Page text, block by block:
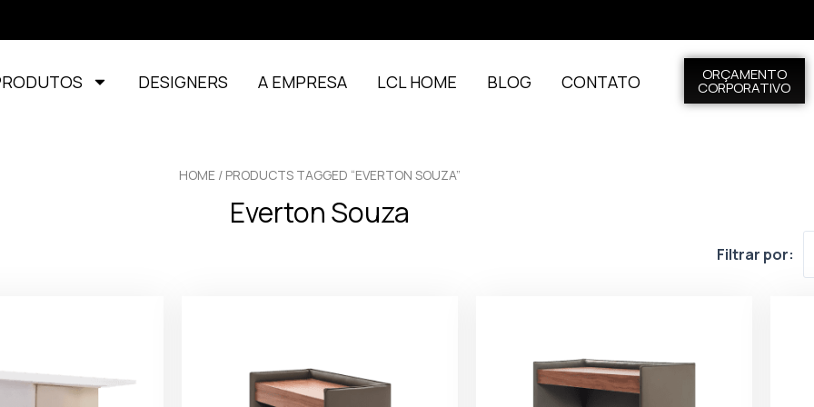
DESIGNERS A EMPRESA LCL HOME BLOG CONTATO ORÇAMENTO
CORPORATIVO
HOME / PRODUCTS TAGGED “EVERTON SOUZA”
Everton Souza
Filtrar por: